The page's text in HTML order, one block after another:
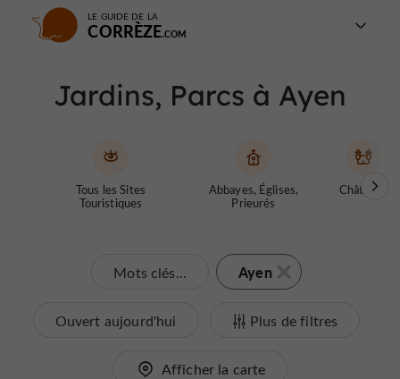
LE GUIDE DE LA
CORRÈZE
Jardins, Parcs à Ayen
Tous les Sites
Touristiques
Abbayes, Églises,
Prieurés
Châteaux
Mots clés... Ayen
Ouvert aujourd'hui Plus de filtres
Afficher la carte